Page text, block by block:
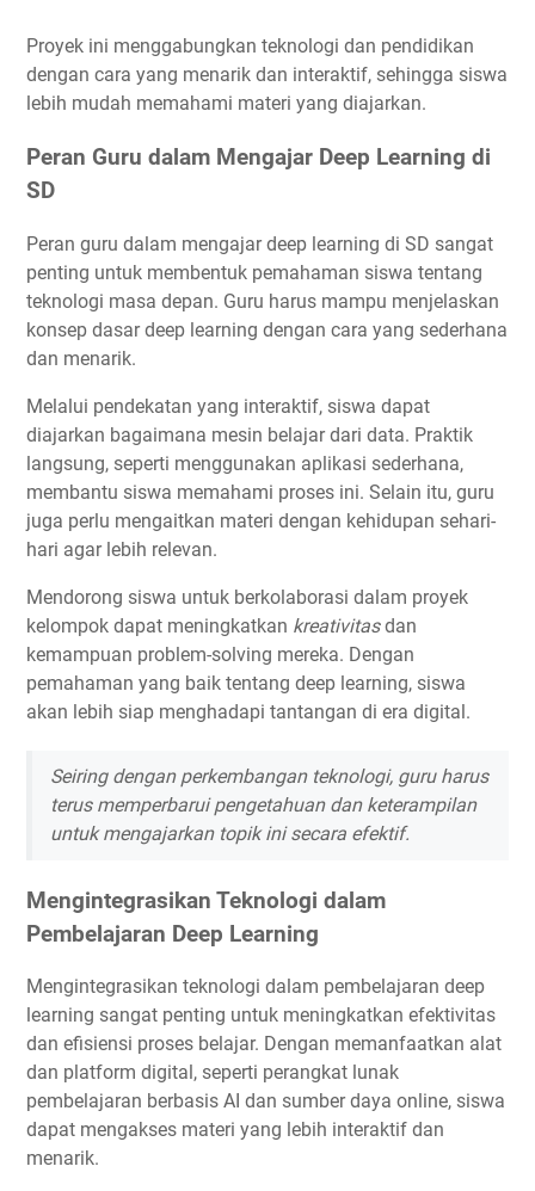
Proyek ini menggabungkan teknologi dan pendidikan
dengan cara yang menarik dan interaktif, sehingga siswa
lebih mudah memahami materi yang diajarkan.
Peran Guru dalam Mengajar Deep Learning di
SD
Peran guru dalam mengajar deep learning di SD sangat
penting untuk membentuk pemahaman siswa tentang
teknologi masa depan. Guru harus mampu menjelaskan
konsep dasar deep learning dengan cara yang sederhana
dan menarik.
Melalui pendekatan yang interaktif, siswa dapat
diajarkan bagaimana mesin belajar dari data. Praktik
langsung, seperti menggunakan aplikasi sederhana,
membantu siswa memahami proses ini. Selain itu, guru
juga perlu mengaitkan materi dengan kehidupan sehari-
hari agar lebih relevan.
Mendorong siswa untuk berkolaborasi dalam proyek
kelompok dapat meningkatkan kreativitasdan
kemampuan problem-solving mereka. Dengan
pemahaman yang baik tentang deep learning, siswa
akan lebih siap menghadapi tantangan di era digital.
Seiring dengan perkembangan teknologi, guru harus
terus memperbarui pengetahuan dan keterampilan
untuk mengajarkan topik ini secara efektif.
Mengintegrasikan Teknologi dalam
Pembelajaran Deep Learning
Mengintegrasikan teknologi dalam pembelajaran deep
learning sangat penting untuk meningkatkan efektivitas
dan efisiensi proses belajar. Dengan memanfaatkan alat
dan platform digital, seperti perangkat lunak
pembelajaran berbasis AI dan sumber daya online, siswa
dapat mengakses materi yang lebih interaktif dan
menarik.